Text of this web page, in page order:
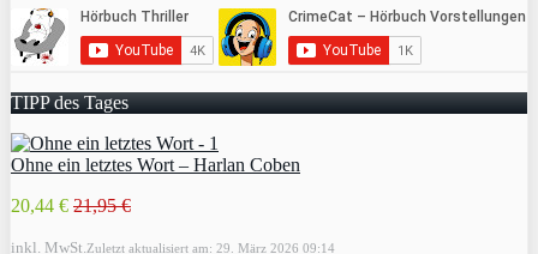
TIPP des Tages
Ohne ein letztes Wort – Harlan Coben
20,44 € 21,95 €
inkl. MwSt. Zuletzt aktualisiert am: 29. März 2026 09:14